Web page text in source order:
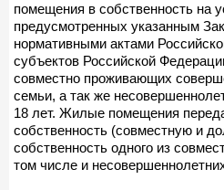
помещения в собственность на
предусмотренных указанным
нормативными актами
субъектов Российской
совместно проживающих
семьи, а так же
18 лет. Жилые помещения
собственность (совместную и
собственность одного из
том числе и